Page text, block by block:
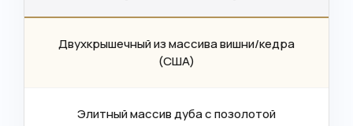
Двухкрышечный из массива вишни/кедра
(США)
Элитный массив дуба с позолотой